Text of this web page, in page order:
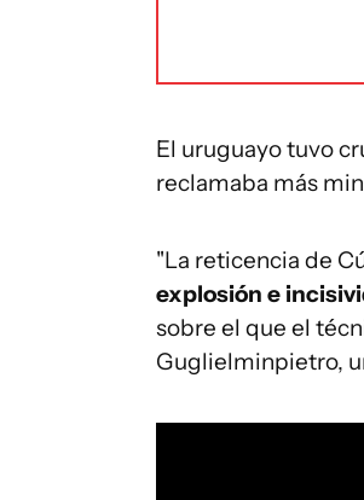
El uruguayo tuvo
reclamaba más
"La reticencia de
explosión e
sobre el que el
Guglielminpietro,